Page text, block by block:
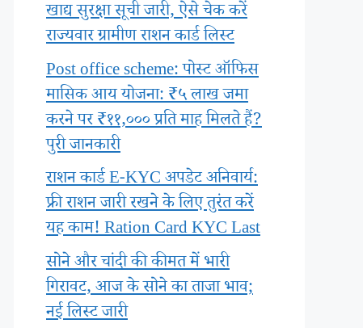
खाद्य सुरक्षा सूची जारी, ऐसे चेक करें
राज्यवार ग्रामीण राशन कार्ड लिस्ट
Post office scheme: पोस्ट ऑफिस
मासिक आय योजना: ₹५ लाख जमा
करने पर ₹११,००० प्रति माह मिलते हैं?
पुरी जानकारी
राशन कार्ड E-KYC अपडेट अनिवार्य:
फ्री राशन जारी रखने के लिए तुरंत करें
यह काम! Ration Card KYC Last
सोने और चांदी की कीमत में भारी
गिरावट, आज के सोने का ताजा भाव;
नई लिस्ट जारी